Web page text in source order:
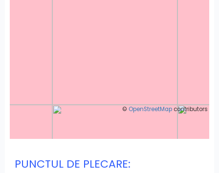
© OpenStreetMap contributors
PUNCTUL DE PLECARE: